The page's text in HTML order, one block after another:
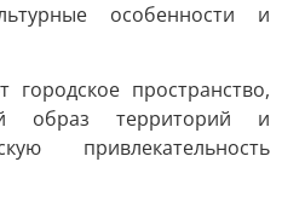
особенности и
пространство,
образ территорий и
привлекательность